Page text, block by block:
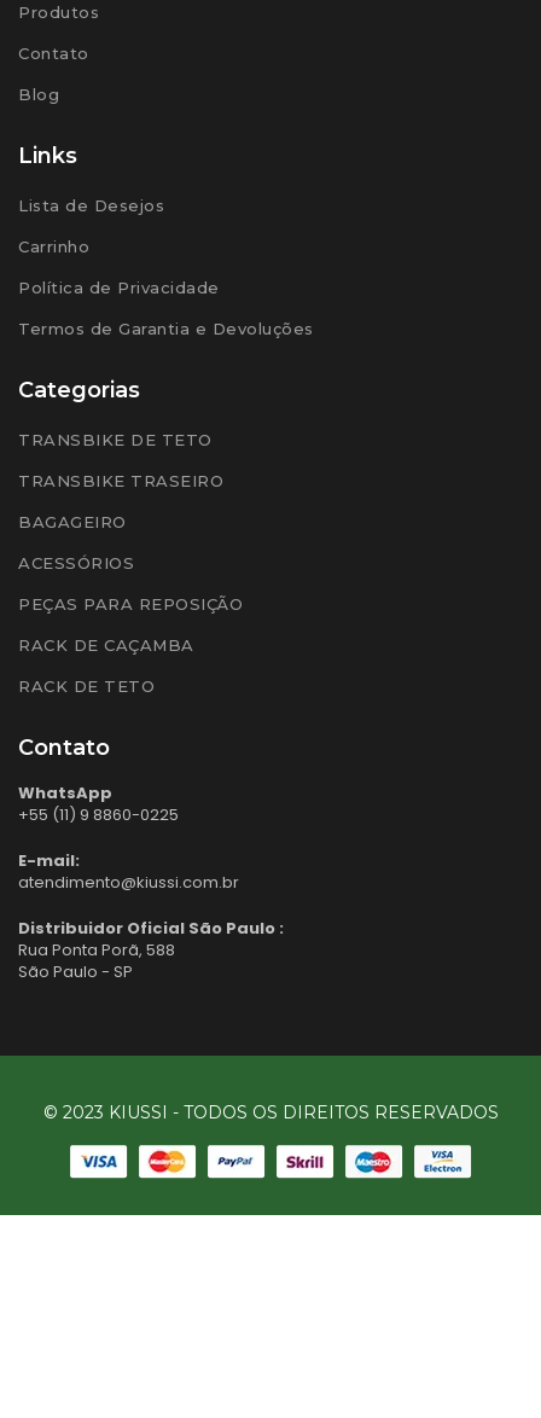
Produtos
Contato
Blog
Links
Lista de Desejos
Carrinho
Política de Privacidade
Termos de Garantia e Devoluções
Categorias
TRANSBIKE DE TETO
TRANSBIKE TRASEIRO
BAGAGEIRO
ACESSÓRIOS
PEÇAS PARA REPOSIÇÃO
RACK DE CAÇAMBA
RACK DE TETO
Contato
WhatsApp
+55 (11) 9 8860-0225
E-mail:
atendimento@kiussi.com.br
Distribuidor Oficial São Paulo :
Rua Ponta Porã, 588
São Paulo - SP
© 2023 KIUSSI - TODOS OS DIREITOS RESERVADOS